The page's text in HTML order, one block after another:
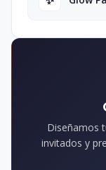
Diseñamos
invitados y